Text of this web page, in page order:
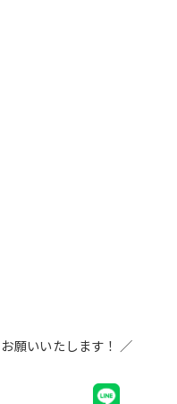
願いいたします！ ／